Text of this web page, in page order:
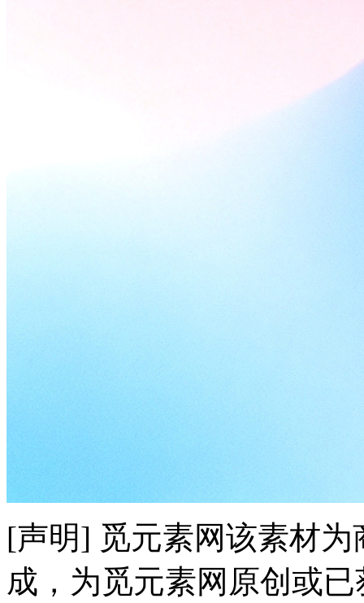
[声明] 觅元素网该素材
成，为觅元素网原创或